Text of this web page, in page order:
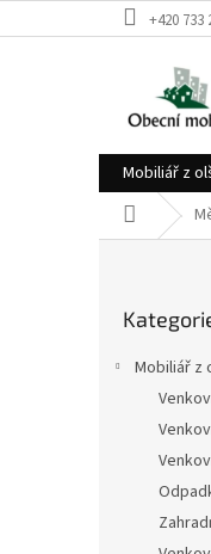
na
+420 733
Mobiliář z
Domů
kategorie
Mobiliář z